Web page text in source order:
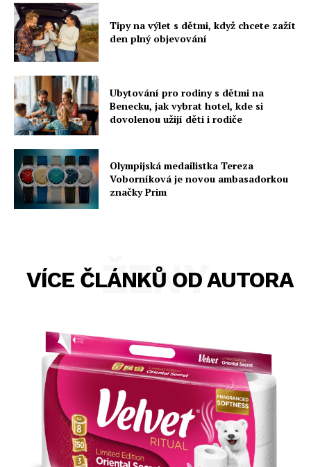
Tipy na výlet s dětmi, když chcete zažít
den plný objevování
Ubytování pro rodiny s dětmi na
Benecku, jak vybrat hotel, kde si
dovolenou užijí děti i rodiče
Olympijská medailistka Tereza
Voborníková je novou ambasadorkou
značky Prim
VÍCE ČLÁNKŮ OD AUTORA
ŽENY